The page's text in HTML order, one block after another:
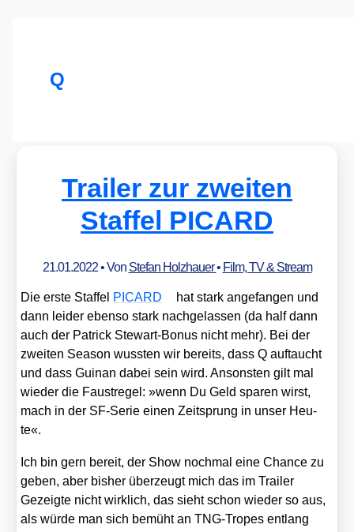
Q
Trailer zur zweiten
Staffel PICARD
21.01.2022• Von Stefan Holzhauer• Film, TV & Stream
Die ers­te Staf­fel PICARD
hat stark ange­fan­gen und
dann lei­der eben­so stark nach­ge­las­sen (da half dann
auch der Patrick Ste­wart-Bonus nicht mehr). Bei der
zwei­ten Sea­son wuss­ten wir bereits, dass Q auf­taucht
und dass Guinan dabei sein wird. Ansons­ten gilt mal
wie­der die Faust­re­gel: »wenn Du Geld spa­ren wirst,
mach in der SF-Serie einen Zeit­sprung in unser Heu­
te«.
Ich bin gern bereit, der Show noch­mal eine Chan­ce zu
geben, aber bis­her über­zeugt mich das im Trai­ler
Gezeig­te nicht wirk­lich, das sieht schon wie­der so aus,
als wür­de man sich bemüht an TNG-Tro­pes ent­lang